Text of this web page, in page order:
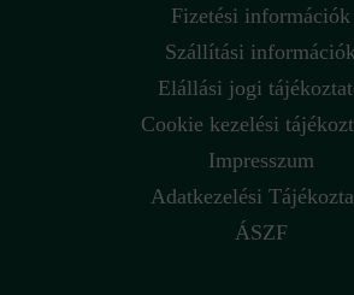
Fizetési információk
Szállítási
Elállási jogi
Cookie kezelési
Impresszum
Adatkezelési
ÁSZF